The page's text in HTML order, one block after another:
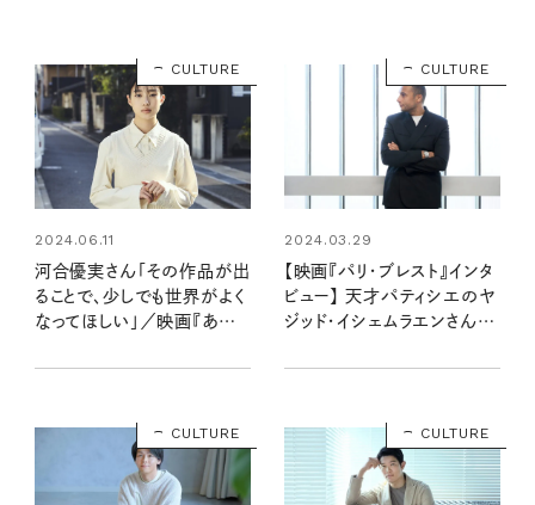
CULTURE
2024.06.11
河合優実さん「その作品が出
ることで、少しでも世界がよく
なってほしい」／映画『あん
CULTURE
2024.03.29
【映画『パリ・ブレスト』インタ
ビュー】 天才パティシエのヤ
ジッド・イシェムラエンさんが
方法
CULTURE CULTURE